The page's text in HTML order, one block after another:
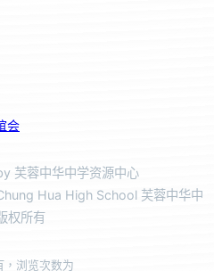
会
芙蓉中华中学资源中心
Hua High School 芙蓉中华中
权所有
，浏览次数为